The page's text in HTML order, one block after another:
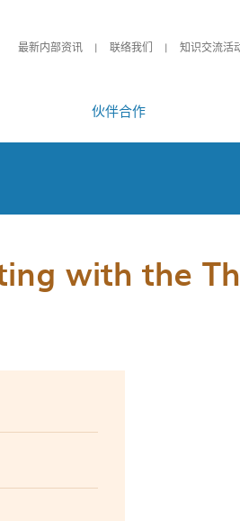
最新内部资讯 联络我们 知识交流活
伙伴合作
with the